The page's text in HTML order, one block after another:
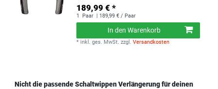
189,99 € *
1 Paar | 189,99 € / Paar
In den Warenkorb
* inkl. ges. MwSt. zzgl.Versandkosten
Nicht die passende Schaltwippen Verlängerung für deinen